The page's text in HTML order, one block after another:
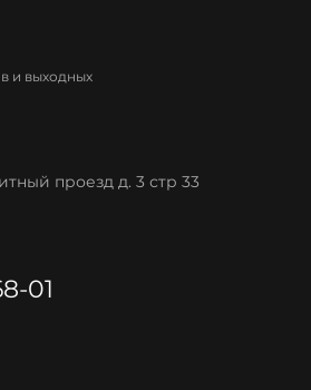
и выходных
проезд д. 3 стр 33
01